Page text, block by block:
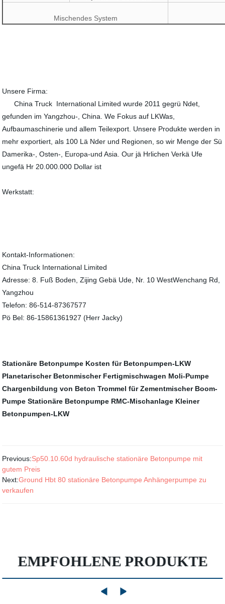
Mischendes System
Unsere Firma:
China Truck International Limited wurde 2011 gegrü Ndet,
gefunden im Yangzhou-, China. We Fokus auf LKWas,
Aufbaumaschinerie und allem Teilexport. Unsere Produkte werden in
mehr exportiert, als 100 Lä Nder und Regionen, so wir Menge der Sü
Damerika-, Osten-, Europa-und Asia. Our jä Hrlichen Verkä Ufe
ungefä Hr 20.000.000 Dollar ist
Werkstatt:
Kontakt-Informationen:
China Truck International Limited
Adresse: 8. Fuß Boden, Zijing Gebä Ude, Nr. 10 WestWenchang Rd,
Yangzhou
Telefon: 86-514-87367577
Pö Bel: 86-15861361927 (Herr Jacky)
Stationäre Betonpumpe Kosten für Betonpumpen-LKW
Planetarischer Betonmischer Fertigmischwagen Moli-Pumpe
Chargenbildung von Beton Trommel für Zementmischer Boom-
Pumpe Stationäre Betonpumpe RMC-Mischanlage Kleiner
Betonpumpen-LKW
Previous:Sp50.10.60d hydraulische stationäre Betonpumpe mit
gutem Preis
Next:Ground Hbt 80 stationäre Betonpumpe Anhängerpumpe zu
verkaufen
EMPFOHLENE PRODUKTE